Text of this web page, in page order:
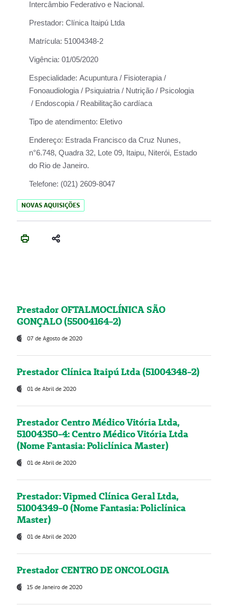
Intercâmbio Federativo e Nacional.
Prestador: Clínica Itaipú Ltda
Matrícula: 51004348-2
Vigência: 01/05/2020
Especialidade: Acupuntura / Fisioterapia /
Fonoaudiologia / Psiquiatria / Nutrição / Psicologia
/ Endoscopia / Reabilitação cardíaca
Tipo de atendimento: Eletivo
Endereço: Estrada Francisco da Cruz Nunes,
n°6.748, Quadra 32, Lote 09, Itaipu, Niterói, Estado
do Rio de Janeiro.
Telefone: (021) 2609-8047
NOVAS AQUISIÇÕES
Prestador OFTALMOCLÍNICA SÃO
GONÇALO (55004164-2)
07 de Agosto de 2020
Prestador Clínica Itaipú Ltda (51004348-2)
01 de Abril de 2020
Prestador Centro Médico Vitória Ltda,
51004350-4: Centro Médico Vitória Ltda
(Nome Fantasia: Policlínica Master)
01 de Abril de 2020
Prestador: Vipmed Clínica Geral Ltda,
51004349-0 (Nome Fantasia: Policlínica
Master)
01 de Abril de 2020
Prestador CENTRO DE ONCOLOGIA
15 de Janeiro de 2020